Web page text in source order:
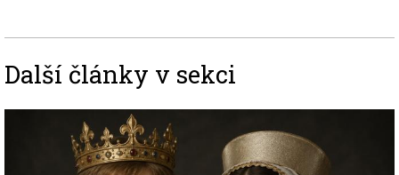
Další články v sekci